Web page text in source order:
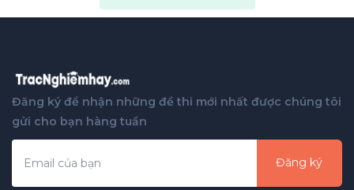
Đăng ký để nhận những đề thi mới nhất được chúng tôi
gửi cho bạn hàng tuần
Đăng ký